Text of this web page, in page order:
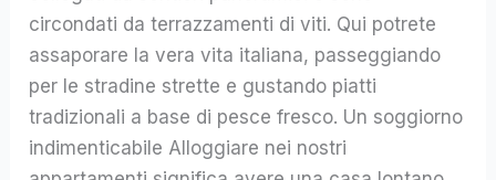
circondati da terrazzamenti di viti. Qui potrete
assaporare la vera vita italiana, passeggiando
per le stradine strette e gustando piatti
tradizionali a base di pesce fresco. Un soggiorno
indimenticabile Alloggiare nei nostri